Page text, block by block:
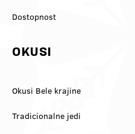
Dostopnost
OKUSI
Okusi Bele krajine
Tradicionalne jedi